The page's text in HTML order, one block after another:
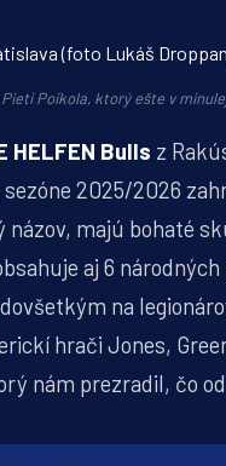
Poikola, ktorý ešte v
HELFEN Bulls z
2025/2026
názov, majú bohaté
aj 6
na
hrači Jones,
nám prezradil, čo